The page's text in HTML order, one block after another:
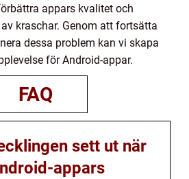
appars kvalitet och
kraschar. Genom att fortsätta
dessa problem kan vi skapa
för Android-appar.
FAQ
sett ut när
appars